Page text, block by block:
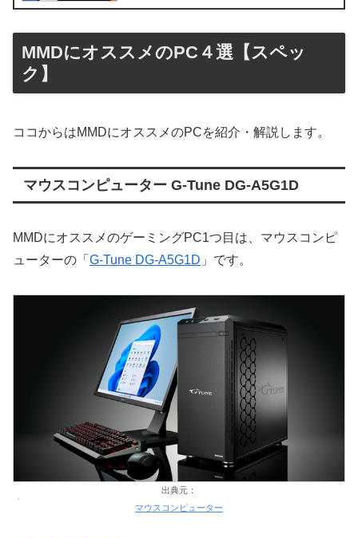
MMDにオススメのPC４選【スペッ
ク】
ココからはMMDにオススメのPCを紹介・解説します。
マウスコンピューター G-Tune DG-A5G1D
MMDにオススメのゲーミングPC1つ目は、マウスコンピ
ューターの「 G-Tune DG-A5G1D 」です。
出典元：
マウスコンピューター